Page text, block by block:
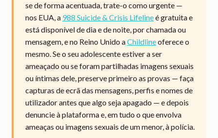
se de forma acentuada, trate-o como urgente —
nos EUA, a 988 Suicide & Crisis Lifelineé gratuita e
está disponível de dia e de noite, por chamada ou
mensagem, e no Reino Unido aChildlineoferece o
mesmo. Se o seu adolescente estiver a ser
ameaçado ou se foram partilhadas imagens sexuais
ou íntimas dele, preserve primeiro as provas — faça
capturas de ecrã das mensagens, perfis e nomes de
utilizador antes que algo seja apagado — e depois
denuncie à plataforma e, em tudo o que envolva
ameaças ou imagens sexuais de um menor, à polícia.